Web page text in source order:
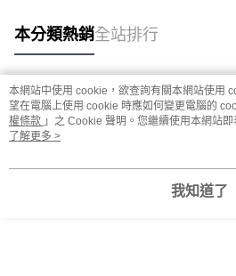
本分類熱銷全站排行
熱門標籤
本網站中使用 cookie，欲查詢有關本網站使用
望在電腦上使用 cookie 時應如何變更電腦的
權條款 」之 Cookie 聲明。您繼續使用本網站
用條款之 Cookie 聲明使用 cookie。
了解更多 >
我知道了